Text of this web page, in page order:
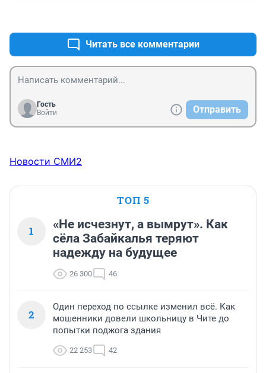
Читать все комментарии
Гость
Войти
Отправить
Новости СМИ2
ТОП 5
1
«Не исчезнут, а вымрут». Как
сёла Забайкалья теряют
надежду на будущее
26 300 46
2
Один переход по ссылке изменил всё. Как
мошенники довели школьницу в Чите до
попытки поджога здания
22 253 42